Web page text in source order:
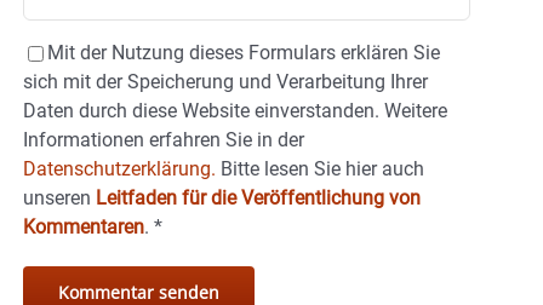
Mit der Nutzung dieses Formulars erklären Sie
sich mit der Speicherung und Verarbeitung Ihrer
Daten durch diese Website einverstanden. Weitere
Informationen erfahren Sie in der
Datenschutzerklärung. Bitte lesen Sie hier auch
unseren Leitfaden für die Veröffentlichung von
Kommentaren. *